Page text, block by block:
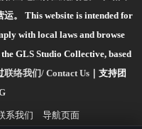
。
This website is intended for
with local laws and browse
GLS Studio Collective, based
联络我们/ Contact Us｜支持团
系我们 导航页面